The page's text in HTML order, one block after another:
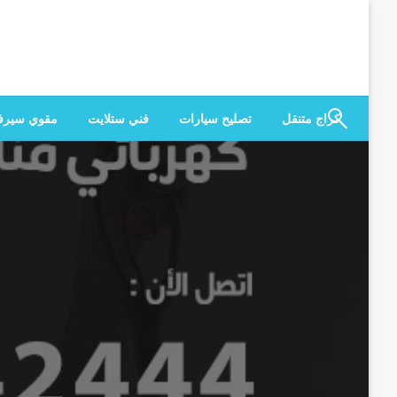
كراج متنقل
تصليح سيارات فني ستلايت مقوي